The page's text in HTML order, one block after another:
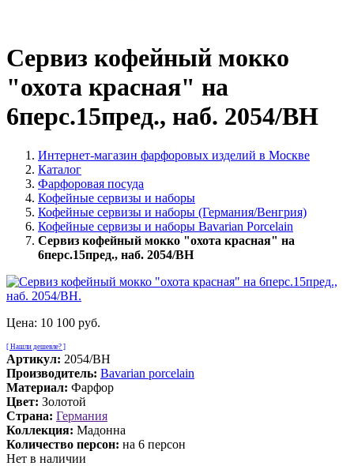
Сервиз кофейный мокко
"охота красная" на
6перс.15пред., наб. 2054/BH
Интернет-магазин фарфоровых изделий в Москве
Каталог
Фарфоровая посуда
Кофейные сервизы и наборы
Кофейные сервизы и наборы (Германия/Венгрия)
Кофейные сервизы и наборы Bavarian Porcelain
Сервиз кофейный мокко "охота красная" на
6перс.15пред., наб. 2054/BH
Цена: 10 100 руб.
[ Нашли дешевле? ]
Артикул: 2054/BH
Производитель: Bavarian porcelain
Материал: Фарфор
Цвет: Золотой
Страна: Германия
Коллекция: Мадонна
Количество персон: на 6 персон
Нет в наличии